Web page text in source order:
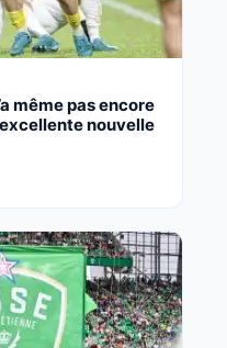
même pas encore
nouvelle